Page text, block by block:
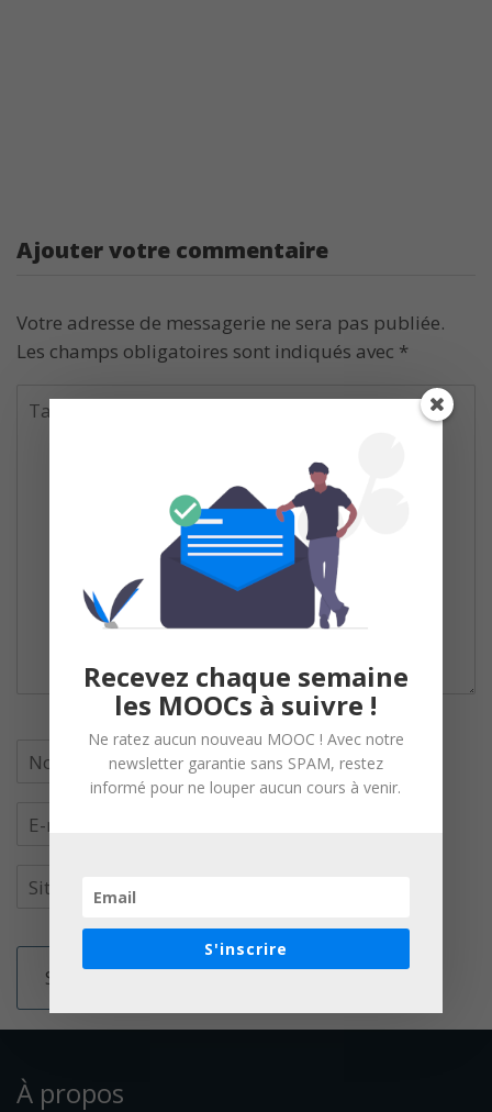
Ajouter votre commentaire
Votre adresse de messagerie ne sera pas publiée.
Les champs obligatoires sont indiqués avec *
À propos
Recevez chaque semaine
les MOOCs à suivre !
Ne ratez aucun nouveau MOOC ! Avec notre
newsletter garantie sans SPAM, restez
informé pour ne louper aucun cours à venir.
S'inscrire